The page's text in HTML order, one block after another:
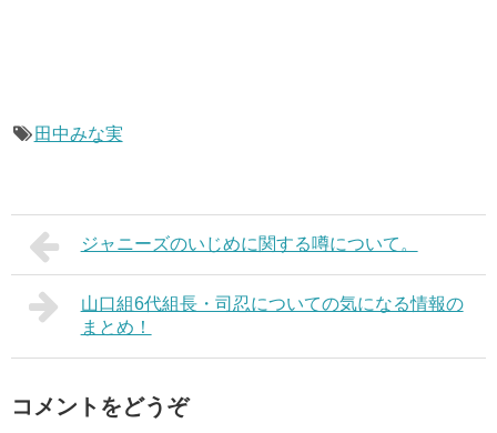
田中みな実
ジャニーズのいじめに関する噂について。
山口組6代組長・司忍についての気になる情報の
まとめ！
コメントをどうぞ